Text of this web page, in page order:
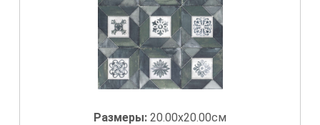
Размеры: 20.00x20.00см